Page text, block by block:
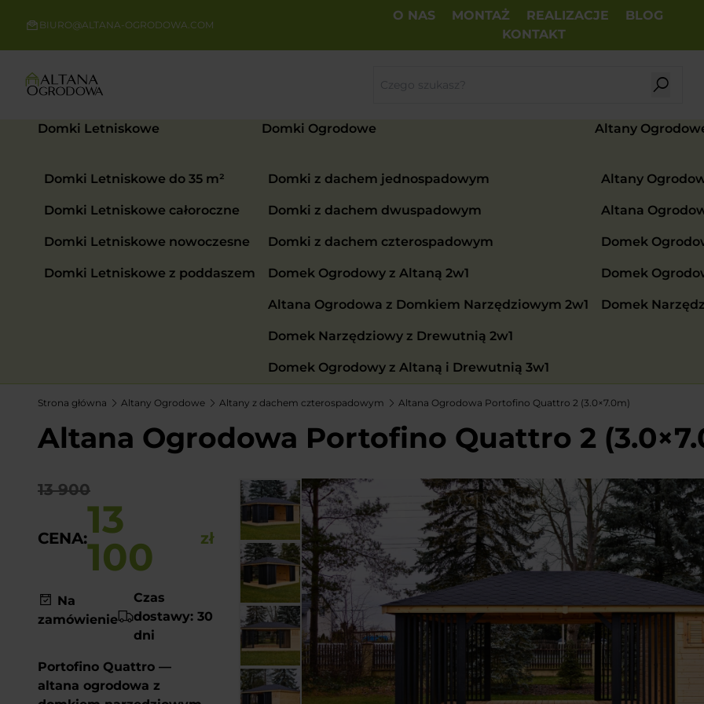
BIURO@ALTANA-OGRODOWA.COM
O NAS MONTAŻ REALIZACJE
BLOG
KONTAKT
Domki Letniskowe
Domki Letniskowe do 35 m²
Domki Letniskowe całoroczne
Domki Letniskowe nowoczesne
Domki Letniskowe z poddaszem
Domki Ogrodowe
Domki z dachem jednospadowym
Domki z dachem dwuspadowym
Domki z dachem czterospadowym
Domek Ogrodowy z Altaną 2w1
Altana Ogrodowa z Domkiem Narzędziowym 2w1
Domek Narzędziowy z Drewutnią 2w1
Domek Ogrodowy z Altaną i Drewutnią 3w1
Altany
Altany
Altana
Domek
Domek
Domek
Strona główna Altany Ogrodowe Altany z dachem czterospadowym Altana Ogrodowa Portofino Quattro 2 (3.0×7.0m)
Altana Ogrodowa Portofino Quattro 2
13 900
CENA:13
100
zł
Na
zamówienie
Czas
dostawy: 30
dni
Portofino Quattro —
altana ogrodowa z